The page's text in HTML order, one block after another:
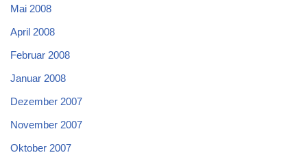
Mai 2008
April 2008
Februar 2008
Januar 2008
Dezember 2007
November 2007
Oktober 2007